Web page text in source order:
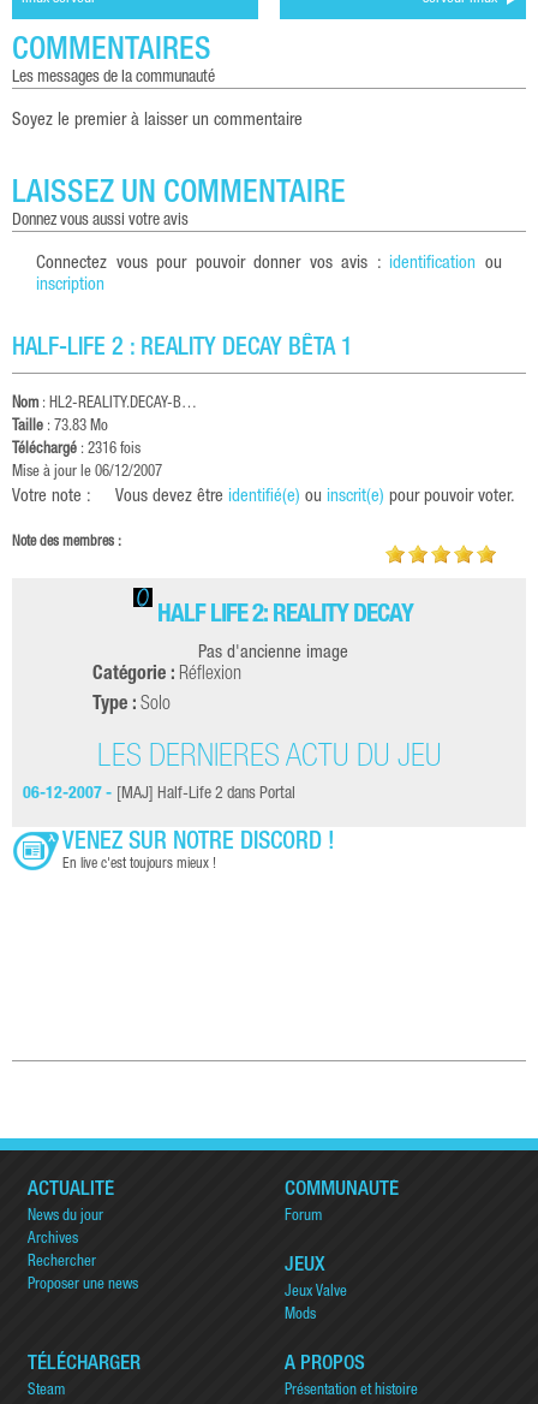
COMMENTAIRES
les messages de la communauté
Soyez le premier à laisser un commentaire
LAISSEZ UN COMMENTAIRE
donnez vous aussi votre avis
Connectez vous pour pouvoir donner vos avis : identification ou
inscription
HALF-LIFE 2 : REALITY DECAY BÊTA 1
Nom : HL2-REALITY.DECAY-B…
Taille : 73.83 Mo
Téléchargé : 2316 fois
Mise à jour le 06/12/2007
Votre note : Vous devez être identifié(e) ou inscrit(e) pour pouvoir voter.
Note des membres :
HALF LIFE 2: REALITY DECAY
Pas d'ancienne image
Catégorie : Réflexion
Type : Solo
LES DERNIÈRES ACTU DU JEU
06-12-2007 - [MAJ] Half-Life 2 dans Portal
VENEZ SUR NOTRE DISCORD !
En live c'est toujours mieux !
ACTUALITÉ
News du jour
Archives
Rechercher
Proposer une news
COMMUNAUTÉ
Forum
JEUX
Jeux Valve
Mods
TÉLÉCHARGER
Steam
A PROPOS
Présentation et histoire